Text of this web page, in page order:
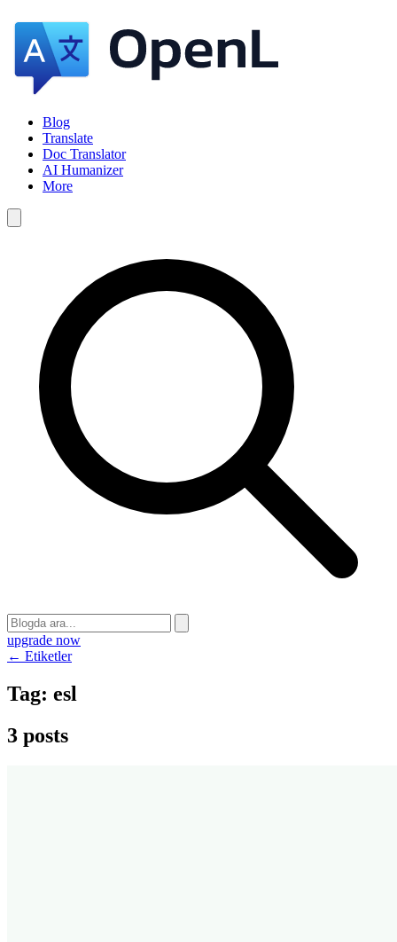
Blog
Translate
Doc Translator
AI Humanizer
More
upgrade now
← Etiketler
Tag: esl
3 posts